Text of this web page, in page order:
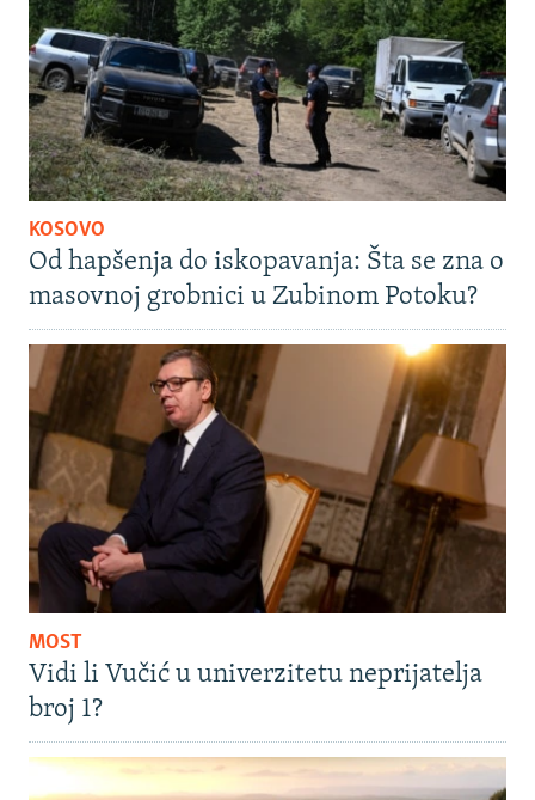
KOSOVO
Od hapšenja do iskopavanja: Šta se zna o
masovnoj grobnici u Zubinom Potoku?
MOST
Vidi li Vučić u univerzitetu neprijatelja
broj 1?